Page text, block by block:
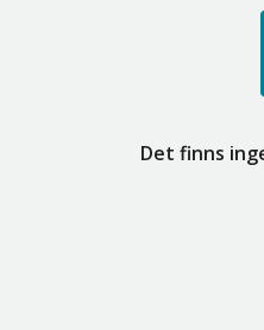
Det finns